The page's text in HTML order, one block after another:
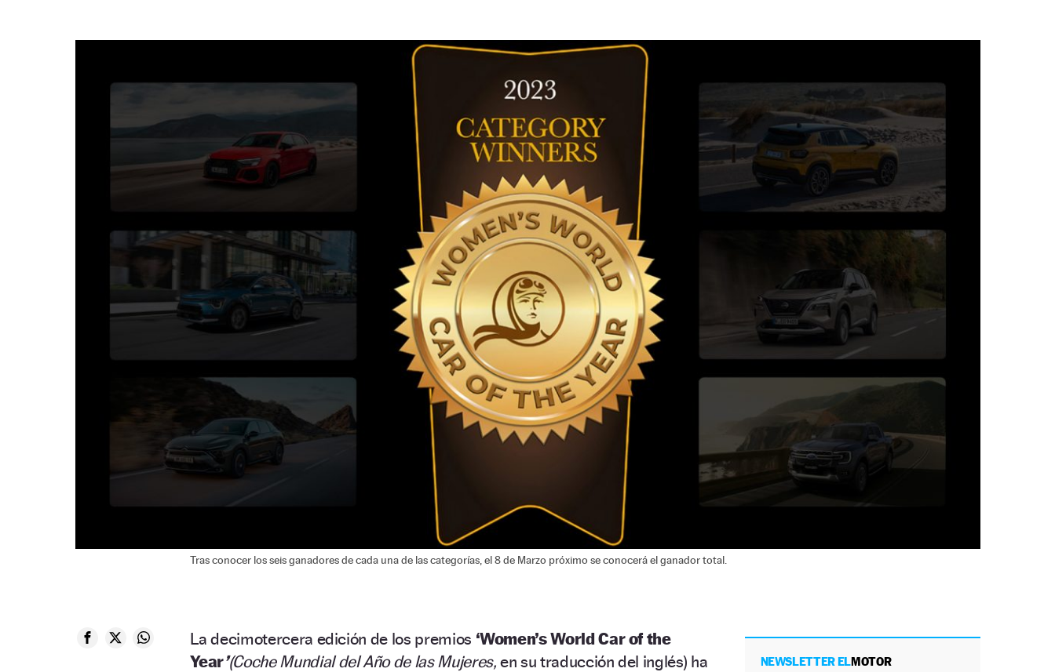
Tras conocer los seis ganadores de cada una de las categorías, el 8 de Marzo próximo se conocerá el ganador total.
La decimotercera edición de los premios ‘Women’s World Car of the
Year’(Coche Mundial del Año de las Mujeres, en su traducción del inglés) ha
NEWSLETTER ELMOTOR